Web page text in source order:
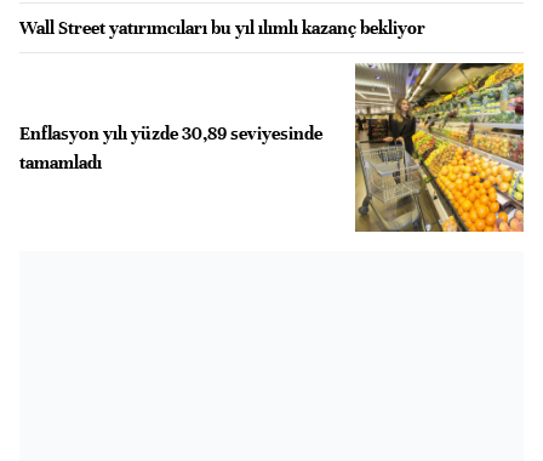
Wall Street yatırımcıları bu yıl ılımlı kazanç bekliyor
Enflasyon yılı yüzde 30,89 seviyesinde
tamamladı